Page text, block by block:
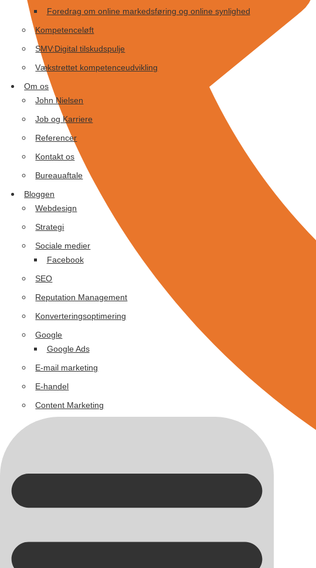
Kontakt på +45 70 13 63 23
Foredrag om online markedsføring og online synlighed
Kompetenceløft
SMV:Digital tilskudspulje
Vækstrettet kompetenceudvikling
Om os
John Nielsen
Job og Karriere
Referencer
Kontakt os
Bureauaftale
Bloggen
Webdesign
Strategi
Sociale medier
Facebook
SEO
Reputation Management
Konverteringsoptimering
Google
Google Ads
E-mail marketing
E-handel
Content Marketing